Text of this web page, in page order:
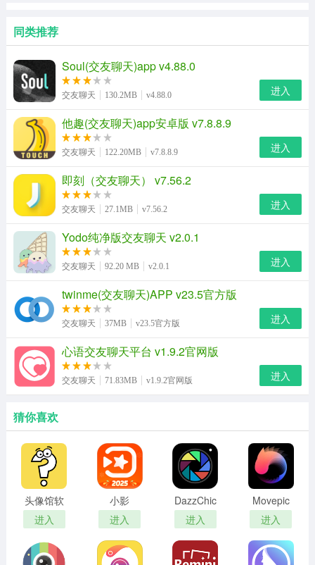
同类推荐
Soul(交友聊天)app v4.88.0
交友聊天 130.2MB v4.88.0 进入
他趣(交友聊天)app安卓版 v7.8.8.9
交友聊天 122.20MB v7.8.8.9 进入
即刻（交友聊天） v7.56.2
交友聊天 27.1MB v7.56.2 进入
Yodo纯净版交友聊天 v2.0.1
交友聊天 92.20 MB v2.0.1 进入
twinme(交友聊天)APP v23.5官方版
交友聊天 37MB v23.5官方版 进入
心语交友聊天平台 v1.9.2官网版
交友聊天 71.83MB v1.9.2官网版 进入
猜你喜欢
头像馆软
件最新版
进入
小影
进入
DazzChic
相机
进入
Movepic
进入